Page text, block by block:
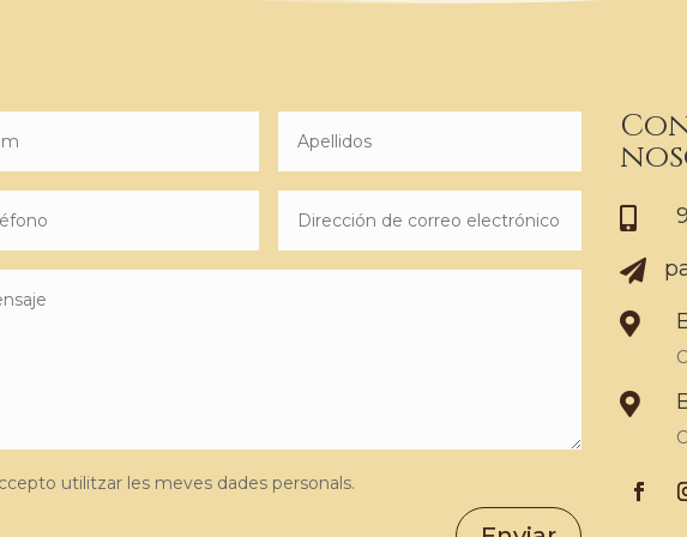
utilitzar les meves dades personals.



